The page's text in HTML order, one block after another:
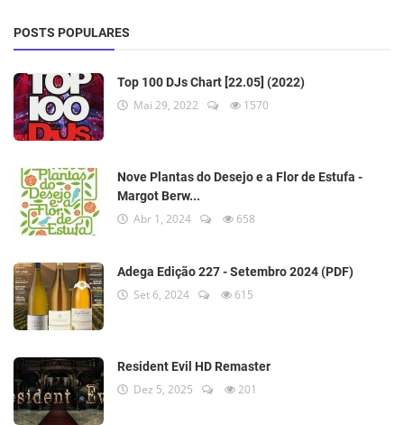
POSTS POPULARES
Top 100 DJs Chart [22.05] (2022)
Mai 29, 2022 1570
Nove Plantas do Desejo e a Flor de Estufa -
Margot Berw...
Abr 1, 2024 658
Adega Edição 227 - Setembro 2024 (PDF)
Set 6, 2024 615
Resident Evil HD Remaster
Dez 5, 2025 201